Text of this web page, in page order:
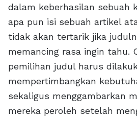
dalam keberhasilan sebuah
apa pun isi sebuah artikel
tidak akan tertarik jika
memancing rasa ingin tahu.
pemilihan judul harus
mempertimbangkan
sekaligus menggambarkan
mereka peroleh setelah